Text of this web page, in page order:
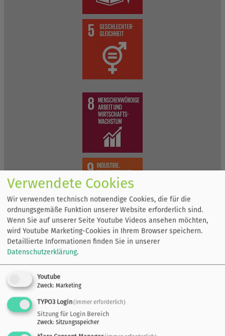
Verwendete Cookies
Wir verwenden technisch notwendige Cookies, die für die
ordnungsgemäße Funktion unserer Website erforderlich sind.
Wenn Sie auf unserer Seite Youtube Videos ansehen möchten,
wird Youtube Marketing-Cookies in Ihrem Browser speichern.
Detaillierte Informationen finden Sie in unserer
Datenschutzerklärung.
Youtube
Zweck: Marketing
TYPO3 Login(immer erforderlich)
Sitzung für Login Bereich
Zweck: Sitzungsspeicher